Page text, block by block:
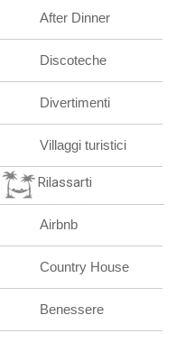
After Dinner
Discoteche
Divertimenti
Villaggi turistici
Rilassarti
Airbnb
Country House
Benessere